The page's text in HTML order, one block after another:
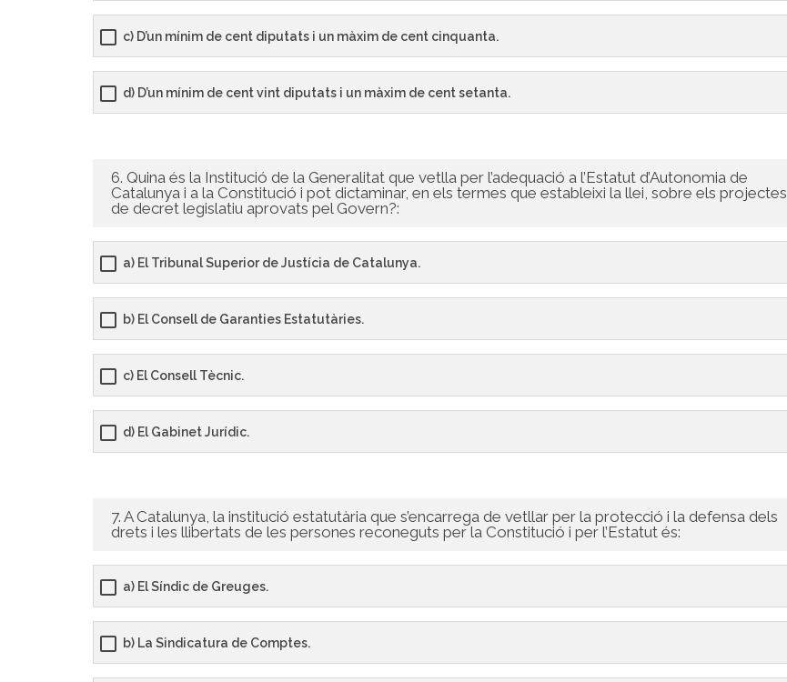
c) D’un mínim de cent diputats i un màxim de cent cinquanta.
d) D’un mínim de cent vint diputats i un màxim de cent setanta.
6. Quina és la Institució de la Generalitat que vetlla per l’adequació a l’Estatut d’Autonomia de
Catalunya i a la Constitució i pot dictaminar, en els termes que estableixi la llei, sobre els projectes
de decret legislatiu aprovats pel Govern?:
a) El Tribunal Superior de Justícia de Catalunya.
b) El Consell de Garanties Estatutàries.
c) El Consell Tècnic.
d) El Gabinet Jurídic.
7. A Catalunya, la institució estatutària que s’encarrega de vetllar per la protecció i la defensa dels
drets i les llibertats de les persones reconeguts per la Constitució i per l’Estatut és:
a) El Síndic de Greuges.
b) La Sindicatura de Comptes.